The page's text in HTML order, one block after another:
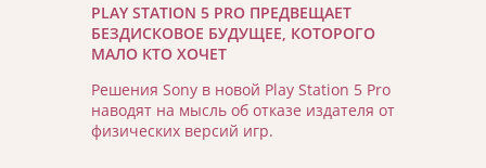
PLAY STATION 5 PRO ПРЕДВЕЩАЕТ
БЕЗДИСКОВОЕ БУДУЩЕЕ, КОТОРОГО
МАЛО КТО ХОЧЕТ
Решения Sony в новой Play Station 5 Pro
наводят на мысль об отказе издателя от
физических версий игр.